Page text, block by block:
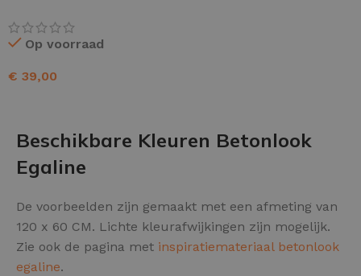
Op voorraad
€ 39,00
Beschikbare Kleuren Betonlook
Egaline
De voorbeelden zijn gemaakt met een afmeting van
120 x 60 CM. Lichte kleurafwijkingen zijn mogelijk.
Zie ook de pagina met inspiratiemateriaal betonlook
egaline.